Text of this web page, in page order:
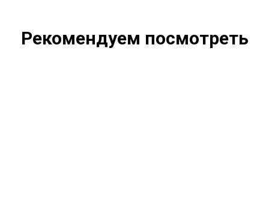
Рекомендуем посмотреть